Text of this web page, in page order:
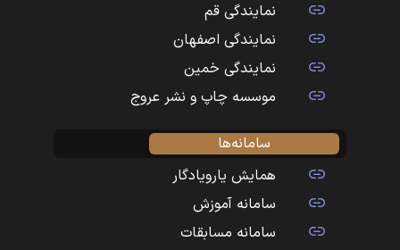
نمایندگی قم
نمایندگی اصفهان
نمایندگی خمین
موسسه چاپ و نشر عروج
سامانه‌ها
همایش یارویادگار
سامانه آموزش
سامانه مسابقات